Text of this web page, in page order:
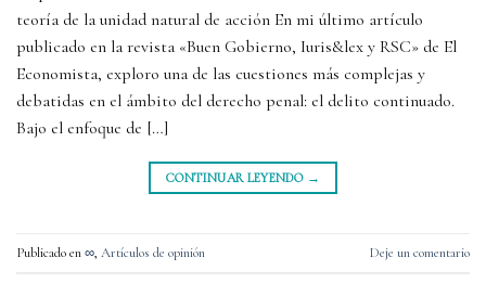
teoría de la unidad natural de acción En mi último artículo
publicado en la revista «Buen Gobierno, Iuris&lex y RSC» de El
Economista, exploro una de las cuestiones más complejas y
debatidas en el ámbito del derecho penal: el delito continuado.
Bajo el enfoque de […]
CONTINUAR LEYENDO →
Publicado en∞, Artículos de opinión Deje un comentario